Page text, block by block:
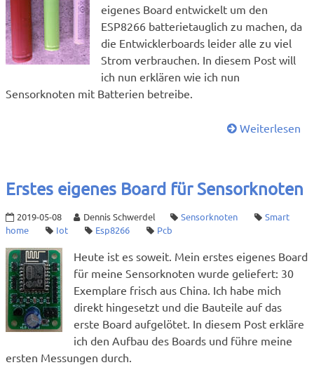
eigenes Board entwickelt um den
ESP8266 batterietauglich zu machen, da
die Entwicklerboards leider alle zu viel
Strom verbrauchen. In diesem Post will
ich nun erklären wie ich nun
Sensorknoten mit Batterien betreibe.
Weiterlesen
Erstes eigenes Board für Sensorknoten
2019-05-08 Dennis Schwerdel Sensorknoten
Smart
home
Iot Esp8266 Pcb
Heute ist es soweit. Mein erstes eigenes Board
für meine Sensorknoten wurde geliefert: 30
Exemplare frisch aus China. Ich habe mich
direkt hingesetzt und die Bauteile auf das
erste Board aufgelötet. In diesem Post erkläre
ich den Aufbau des Boards und führe meine
ersten Messungen durch.